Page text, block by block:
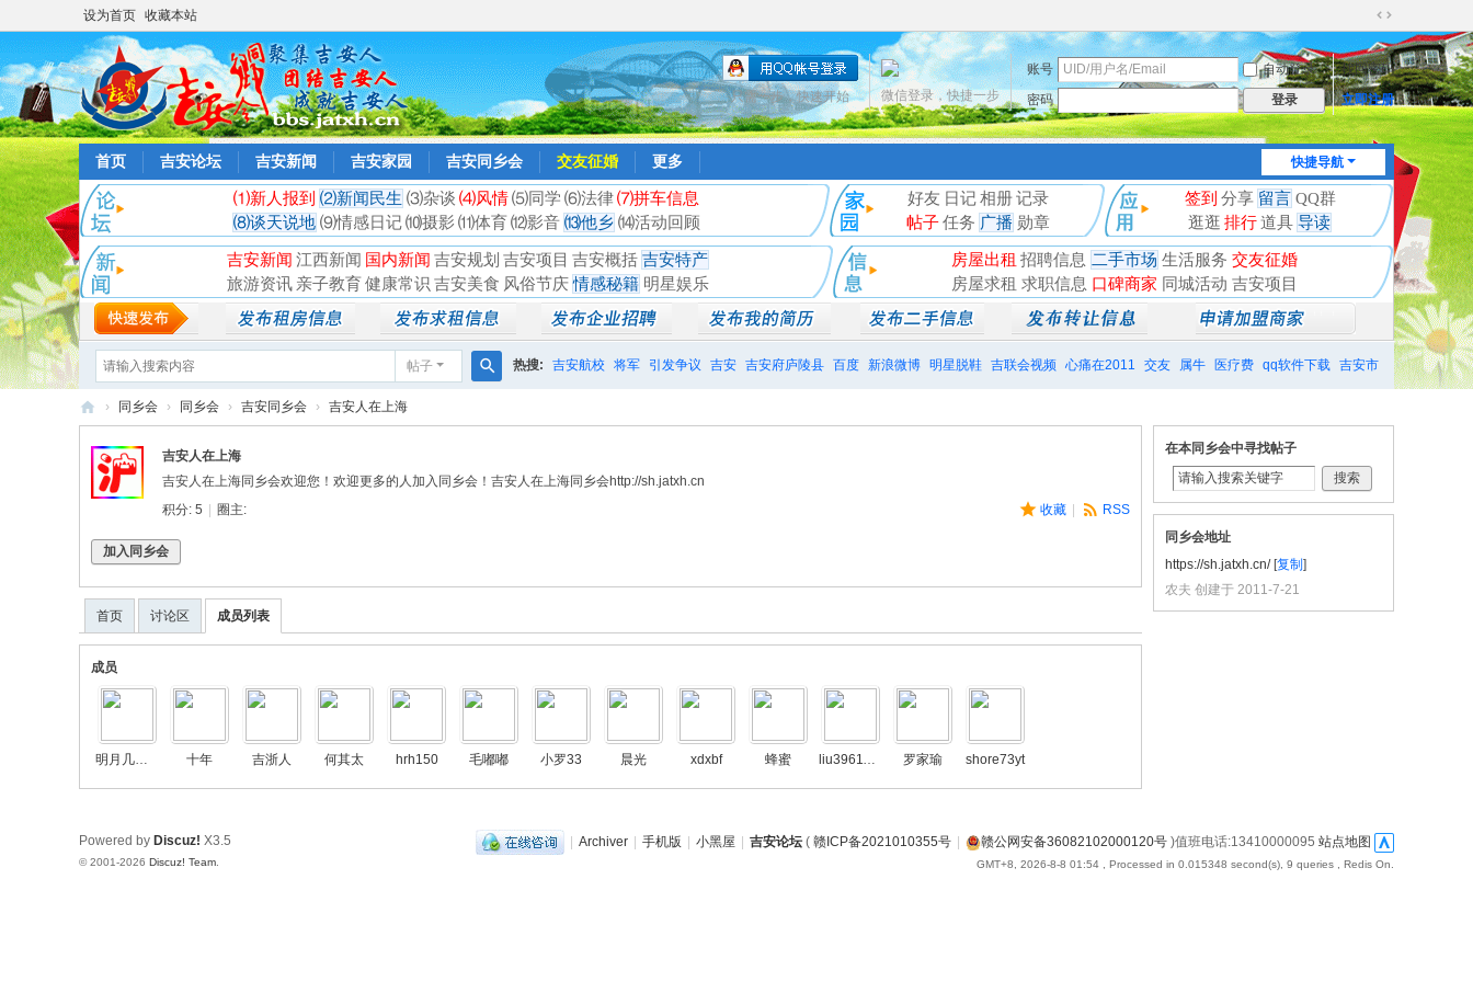
设为首页 收藏本站
切
换
到
宽
版
账号 自动登录
找回密码
密码
登录 立即注册
微信登录，快捷一步
只需一步，快速开始
快捷导航
首页 吉安论坛 吉安新闻 吉安家园 吉安同乡会 交友征婚 更多
⑴新人报到 ⑵新闻民生 ⑶杂谈 ⑷风情 ⑸同学 ⑹法律 ⑺拼车信息
⑻谈天说地 ⑼情感日记 ⑽摄影 ⑾体育 ⑿影音 ⒀他乡 ⒁活动回顾
好友 日记相册记录
帖子任务 广播 勋章
签到 分享 留言 QQ群
逛逛 排行道具 导读
吉安新闻 江西新闻 国内新闻 吉安规划 吉安项目 吉安概括 吉安特产
旅游资讯 亲子教育 健康常识 吉安美食 风俗节庆 情感秘籍 明星娱乐
房屋出租 招聘信息 二手市场 生活服务 交友征婚
房屋求租 求职信息 口碑商家 同城活动 吉安项目
帖子
索
热搜: 吉安航校 将军 引发争议 吉安 吉安府庐陵县 百度 新浪微博 明星脱鞋 吉联会视频 心痛在2011 交友 属牛 医疗费 qq软件下载 吉安市
安
同
会
› 同乡会 › 同乡会 › 吉安同乡会 › 吉安人在上海
吉安人在上海
吉安人在上海同乡会欢迎您！欢迎更多的人加入同乡会！吉安人在上海同乡会http://sh.jatxh.cn
收藏
RSS
积分: 5 圈主:
加入同乡会
首页 讨论区 成员列表
成员
明月几时有2 十年 吉浙人 何其太 hrh150 毛嘟嘟 小罗33 晨光 xdxbf 蜂蜜 liu396116166 罗家瑜 shore73yt
在本同乡会中寻找帖子
搜索
同乡会地址
https://sh.jatxh.cn/[复制 ]
农夫 创建于 2011-7-21
| Archiver | 手机版 | 小黑屋 | 吉安论坛 ( 赣ICP备2021010355号 | 赣公网安备36082102000120号 )值班电话:13410000095 站点地图
GMT+8, 2026-8-8 01:54 , Processed in 0.015348 second(s), 9 queries , Redis On.
Powered by Discuz! X3.5
© 2001-2026 Discuz! Team